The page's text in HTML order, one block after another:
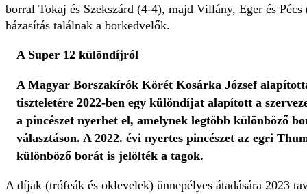
borral Tokaj és Szekszárd (4-4), majd Villány, Eger és
házasítás találnak a borkedvelők.
A Super 12 különdíjról
A Magyar Borszakírók Körét Kosárka József
tiszteletére 2022-ben egy különdíjat alapított a
a pincészet nyerhet el, amelynek legtöbb különböző
választáson. A 2022. évi nyertes pincészet az egri
különböző borát is jelölték a tagok.
A díjak (trófeák és oklevelek) ünnepélyes átadására 2023